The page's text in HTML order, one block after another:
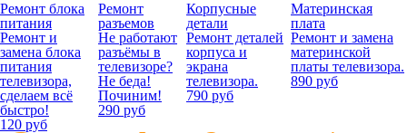
Ремонт блока
питания
Ремонт и
замена блока
питания
телевизора,
сделаем всё
быстро!
120 руб
Ремонт
разъемов
Не работают
разъёмы в
телевизоре?
Не беда!
Починим!
290 руб
Корпусные
детали
Ремонт деталей
корпуса и
экрана
телевизора.
790 руб
Материнская
плата
Ремонт и замена
материнской
платы телевизора.
890 руб